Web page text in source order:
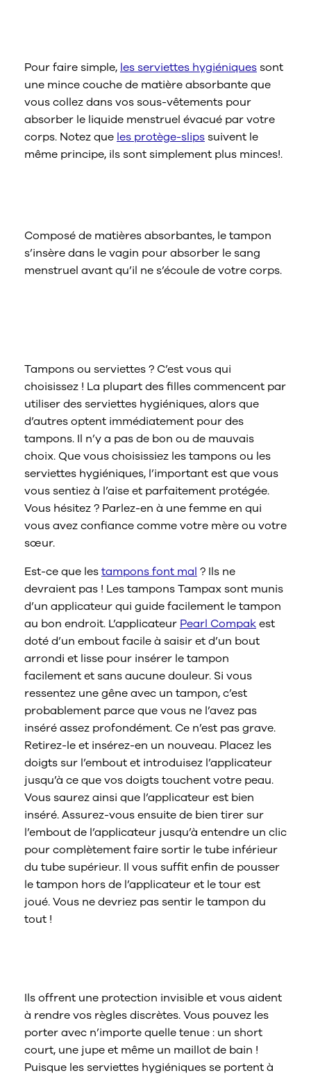
Pour faire simple, les serviettes hygiéniques sont
une mince couche de matière absorbante que
vous collez dans vos sous-vêtements pour
absorber le liquide menstruel évacué par votre
corps. Notez que les protège-slips suivent le
même principe, ils sont simplement plus minces!.
Composé de matières absorbantes, le tampon
s’insère dans le vagin pour absorber le sang
menstruel avant qu’il ne s’écoule de votre corps.
Tampons ou serviettes ? C’est vous qui
choisissez ! La plupart des filles commencent par
utiliser des serviettes hygiéniques, alors que
d’autres optent immédiatement pour des
tampons. Il n’y a pas de bon ou de mauvais
choix. Que vous choisissiez les tampons ou les
serviettes hygiéniques, l’important est que vous
vous sentiez à l’aise et parfaitement protégée.
Vous hésitez ? Parlez-en à une femme en qui
vous avez confiance comme votre mère ou votre
sœur.
Est-ce que lestampons font mal ? Ils ne
devraient pas ! Les tampons Tampax sont munis
d’un applicateur qui guide facilement le tampon
au bon endroit. L’applicateur Pearl Compakest
doté d’un embout facile à saisir et d’un bout
arrondi et lisse pour insérer le tampon
facilement et sans aucune douleur. Si vous
ressentez une gêne avec un tampon, c’est
probablement parce que vous ne l’avez pas
inséré assez profondément. Ce n’est pas grave.
Retirez-le et insérez-en un nouveau. Placez les
doigts sur l’embout et introduisez l’applicateur
jusqu’à ce que vos doigts touchent votre peau.
Vous saurez ainsi que l’applicateur est bien
inséré. Assurez-vous ensuite de bien tirer sur
l’embout de l’applicateur jusqu’à entendre un clic
pour complètement faire sortir le tube inférieur
du tube supérieur. Il vous suffit enfin de pousser
le tampon hors de l’applicateur et le tour est
joué. Vous ne devriez pas sentir le tampon du
tout !
Ils offrent une protection invisible et vous aident
à rendre vos règles discrètes. Vous pouvez les
porter avec n’importe quelle tenue : un short
court, une jupe et même un maillot de bain !
Puisque les serviettes hygiéniques se portent à